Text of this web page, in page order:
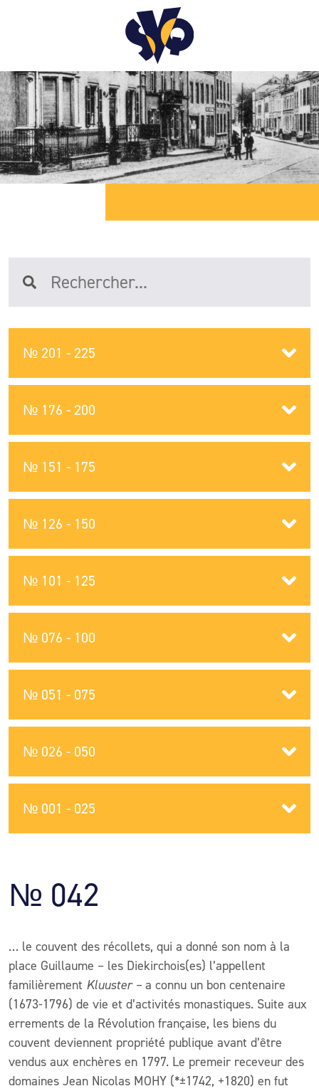
№ 001 - 025
№ 026 - 050
№ 051 - 075
№ 076 - 100
№ 101 - 125
№ 126 - 150
№ 151 - 175
№ 176 - 200
№ 201 - 225
№ 042
… le couvent des récollets, qui a donné son nom à la
place Guillaume – les Diekirchois(es) l’appellent
familièrement Kluuster – a connu un bon centenaire
(1673-1796) de vie et d’activités monastiques. Suite aux
errements de la Révolution française, les biens du
couvent deviennent propriété publique avant d’être
vendus aux enchères en 1797. Le premeir receveur des
domaines Jean Nicolas MOHY (*±1742, +1820) en fut